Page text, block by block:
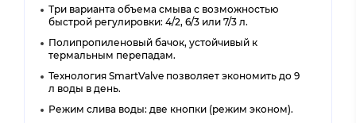
Три варианта объема смыва с возможностью
быстрой регулировки: 4/2, 6/3 или 7/3 л.
Полипропиленовый бачок, устойчивый к
термальным перепадам.
Технология SmartValve позволяет экономить до 9
л воды в день.
Режим слива воды: две кнопки (режим эконом).